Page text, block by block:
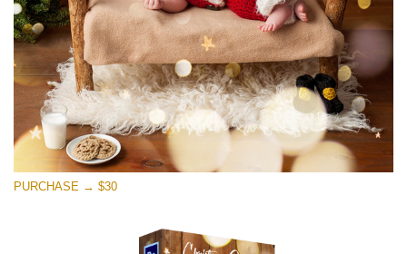
PURCHASE → $30